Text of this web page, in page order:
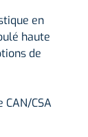
en
haute
de
CSA